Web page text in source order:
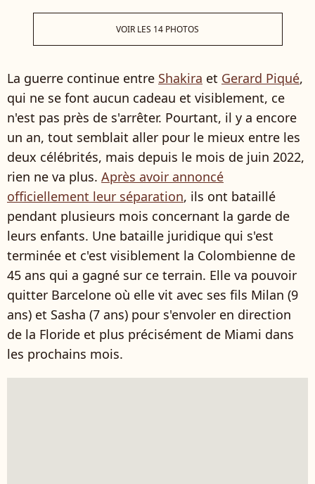
VOIR LES 14 PHOTOS
La guerre continue entre Shakira et Gerard Piqué,
qui ne se font aucun cadeau et visiblement, ce
n'est pas près de s'arrêter. Pourtant, il y a encore
un an, tout semblait aller pour le mieux entre les
deux célébrités, mais depuis le mois de juin 2022,
rien ne va plus. Après avoir annoncé
officiellement leur séparation, ils ont bataillé
pendant plusieurs mois concernant la garde de
leurs enfants. Une bataille juridique qui s'est
terminée et c'est visiblement la Colombienne de
45 ans qui a gagné sur ce terrain. Elle va pouvoir
quitter Barcelone où elle vit avec ses fils Milan (9
ans) et Sasha (7 ans) pour s'envoler en direction
de la Floride et plus précisément de Miami dans
les prochains mois.